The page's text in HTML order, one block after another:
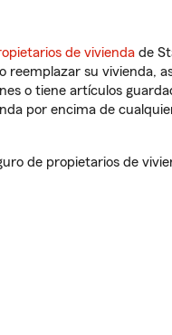
de vivienda de
reemplazar su vivienda,
o tiene artículos
por encima de
de propietarios de